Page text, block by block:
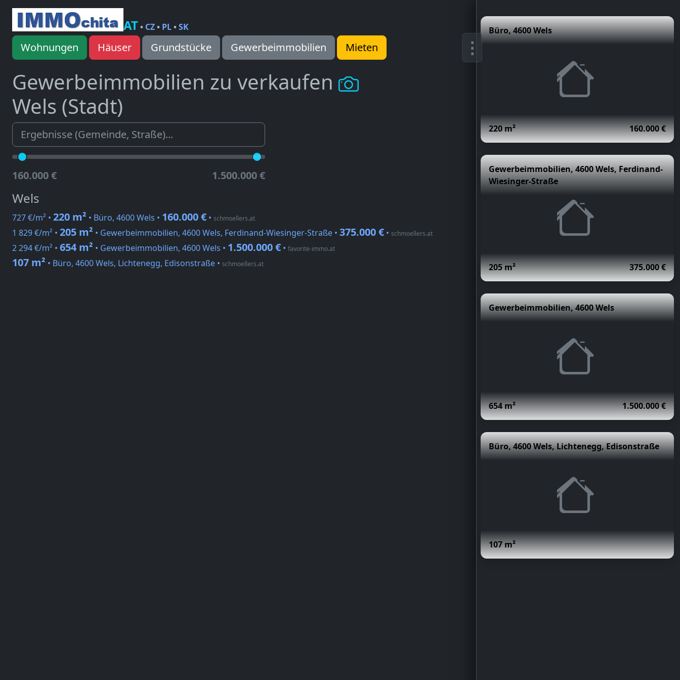
AT• CZ• PL•SK
Wohnungen Häuser Grundstücke Gewerbeimmobilien Mieten
Gewerbeimmobilien zu verkaufen
Wels (Stadt)
160.000 € 1.500.000 €
Wels
727 €/m² • 220 m² • Büro, 4600 Wels • 160.000 € • schmoellers.at
1 829 €/m² • 205 m² • Gewerbeimmobilien, 4600 Wels, Ferdinand-Wiesinger-Straße • 375.000 € • schmoellers.at
2 294 €/m² • 654 m² • Gewerbeimmobilien, 4600 Wels • 1.500.000 € • favorite-immo.at
107 m² • Büro, 4600 Wels, Lichtenegg, Edisonstraße • schmoellers.at